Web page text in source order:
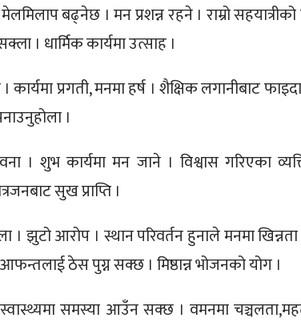
बढ्नेछ । मन प्रशन्न रहने । राम्रो
। धार्मिक कार्यमा उत्साह ।
प्रगती, मनमा हर्ष । शैक्षिक लगानीबाट
।
। शुभ कार्यमा मन जाने । विश्वास गरिएका
सुख प्राप्ति ।
झुटो आरोप । स्थान परिवर्तन हुनाले मनमा
ठेस पुग्न सक्छ । मिष्ठान्न भोजनको योग ।
समस्या आउँन सक्छ । वमनमा